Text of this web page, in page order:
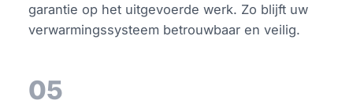
garantie op het uitgevoerde werk. Zo blijft uw
verwarmingssysteem betrouwbaar en veilig.
05